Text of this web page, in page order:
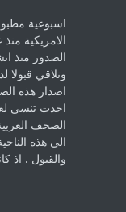
اسبوعية
الصدور منذ
‏وتلاقي قبولا
اصدار هذه
اخذت ‏تنسى
الصحف
الى هذه
والقبول . اذ